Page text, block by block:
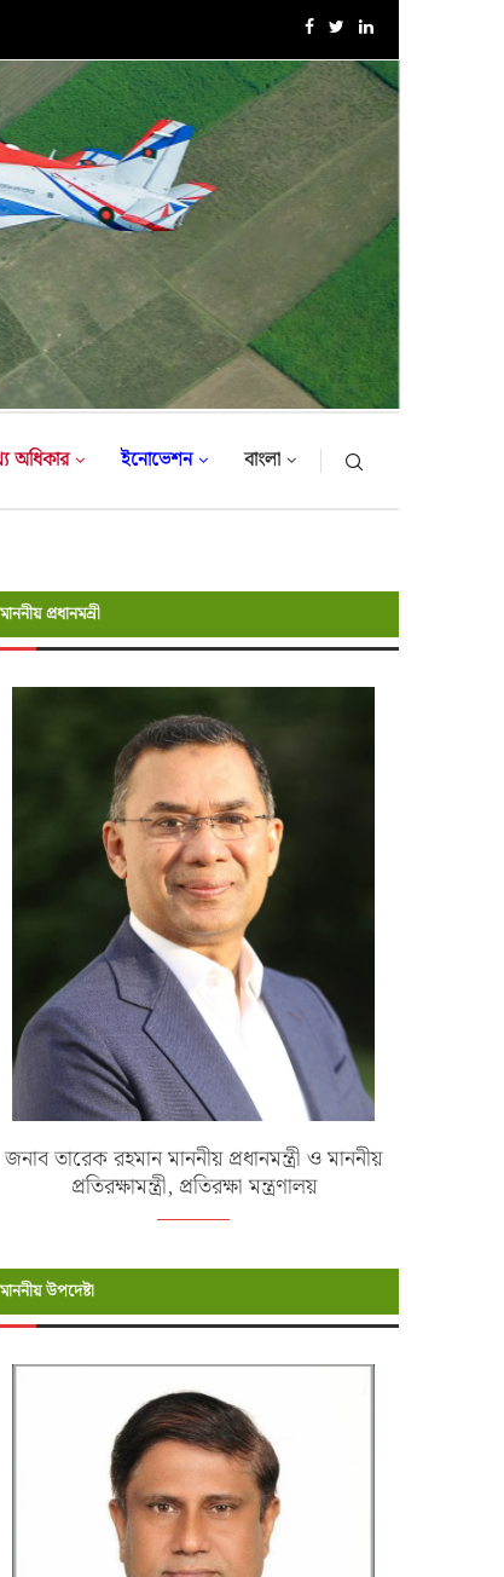
সরকারি সফরে তুরস্ক গমন করলেন সেনাবাহিনী প্রধান
অধিকার ইনোভেশন বাংলা
মাননীয় প্রধানমন্রী
জনাব তারেক রহমান মাননীয় প্রধানমন্ত্রী ও মাননীয়
প্রতিরক্ষামন্ত্রী, প্রতিরক্ষা মন্ত্রণালয়
মাননীয় উপদেষ্টা